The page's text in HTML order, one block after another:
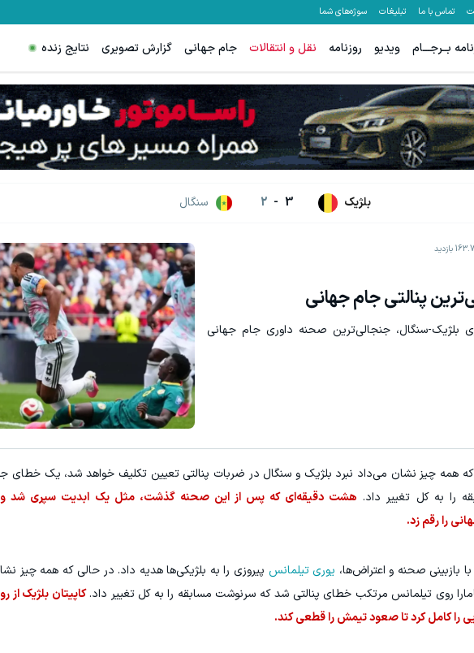
تماس با ما تبلیغات سوژه‌های شما
بــرجـــام ویدیو روزنامه نقل و انتقالات جام جهانی گزارش تصویری نتایج زنده
بلژیک 3
-
2 سنگال
بازدید
پنالتی جام جهانی
بلژیک-سنگال، جنجالی‌ترین صحنه داوری جام جهانی
همه چیز نشان می‌داد نبرد بلژیک و سنگال در ضربات پنالتی تعیین تکلیف خواهد شد، یک خطای
را به کل تغییر داد. هشت دقیقه‌ای که پس از این صحنه گذشت، مثل یک ابدیت سپری شد
را رقم زد.
صحنه و اعتراض‌ها، یوری تیلمانس پیروزی را به بلژیکی‌ها هدیه داد. در حالی که همه چیز
روی تیلمانس مرتکب خطای پنالتی شد که سرنوشت مسابقه را به کل تغییر داد.کاپیتان بلژیک از
را کامل کرد تا صعود تیمش را قطعی کند.